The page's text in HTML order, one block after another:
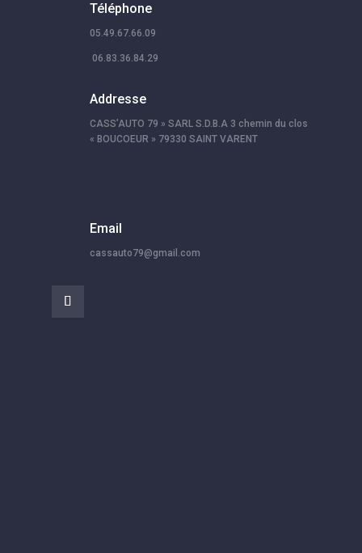
Téléphone
05.49.67.66.09
06.83.36.84.29
Addresse
CASS’AUTO 79 » SARL S.D.B.A 3 chemin du clos
« BOUCOEUR » 79330 SAINT VARENT
Email
cassauto79@gmail.com